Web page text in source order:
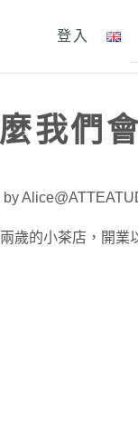
登入
我們
歲的小茶店，開業